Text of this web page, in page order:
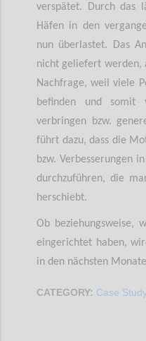
verspätet. Durch das
Häfen in den
nun überlastet. Das
nicht geliefert werden,
Nachfrage, weil viele
befinden und somit
verbringen bzw.
führt dazu, dass die
bzw. Verbesserungen
durchzuführen, die
herschiebt.
Ob beziehungsweise,
eingerichtet haben,
in den nächsten
CATEGORY: Case